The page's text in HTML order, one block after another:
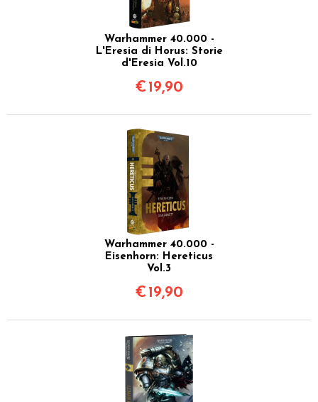
Warhammer 40.000 -
L'Eresia di Horus: Storie
d'Eresia Vol.10
€ 19,90
Warhammer 40.000 -
Eisenhorn: Hereticus
Vol.3
€ 19,90